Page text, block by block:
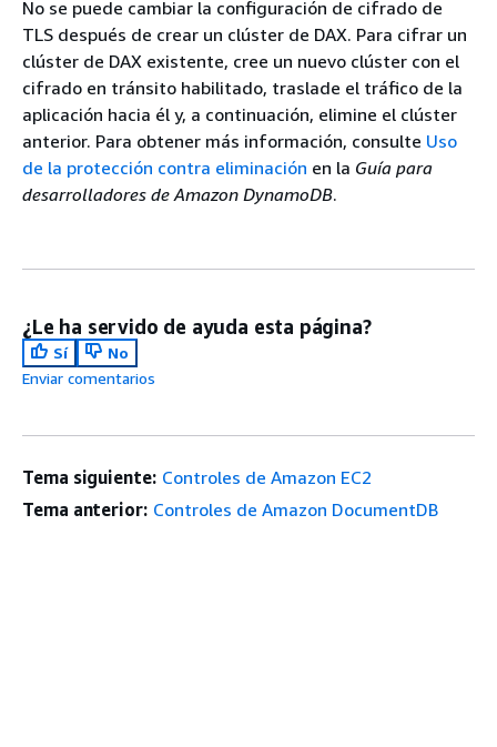
No se puede cambiar la configuración de cifrado de
TLS después de crear un clúster de DAX. Para cifrar un
clúster de DAX existente, cree un nuevo clúster con el
cifrado en tránsito habilitado, traslade el tráfico de la
aplicación hacia él y, a continuación, elimine el clúster
anterior. Para obtener más información, consulte Uso
de la protección contra eliminación en la Guía para
desarrolladores de Amazon DynamoDB.
¿Le ha servido de ayuda esta página?
Sí
No
Enviar comentarios
Tema siguiente: Controles de Amazon EC2
Tema anterior: Controles de Amazon DocumentDB